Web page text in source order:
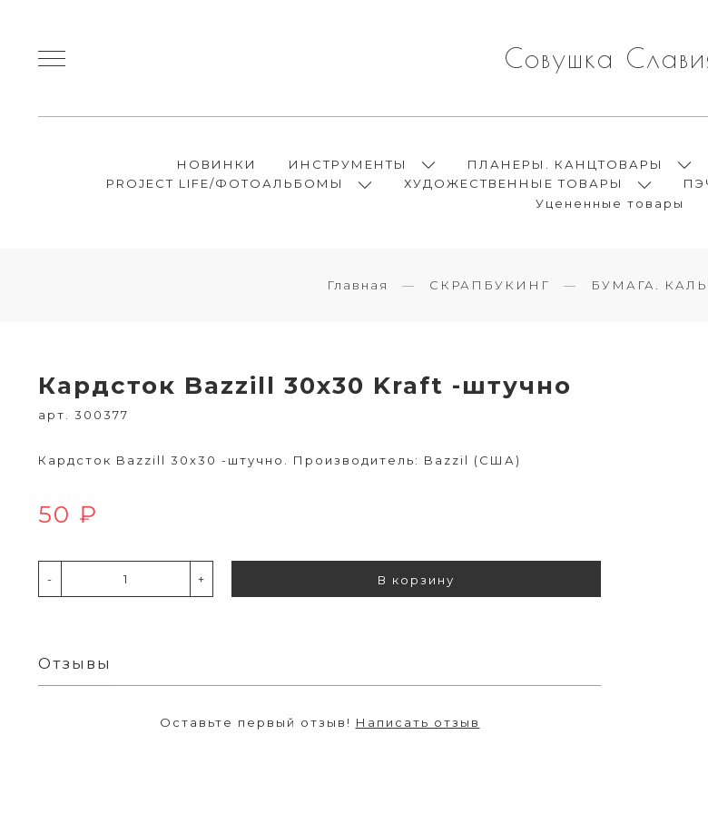
Совушка
НОВИНКИ ИНСТРУМЕНТЫ ПЛАНЕРЫ. КАНЦТОВАРЫ
PROJECT LIFE/ФОТОАЛЬБОМЫ
ХУДОЖЕСТВЕННЫЕ ТОВАРЫ
Уцененные товары
Главная СКРАПБУКИНГ БУМАГА.
Кардсток Bazzill 30х30 Kraft -штучно
арт. 300377
Кардсток Bazzill 30х30 -штучно. Производитель: Bazzil (США)
50 ₽
- + В корзину
Отзывы
Оставьте первый отзыв! Написать отзыв